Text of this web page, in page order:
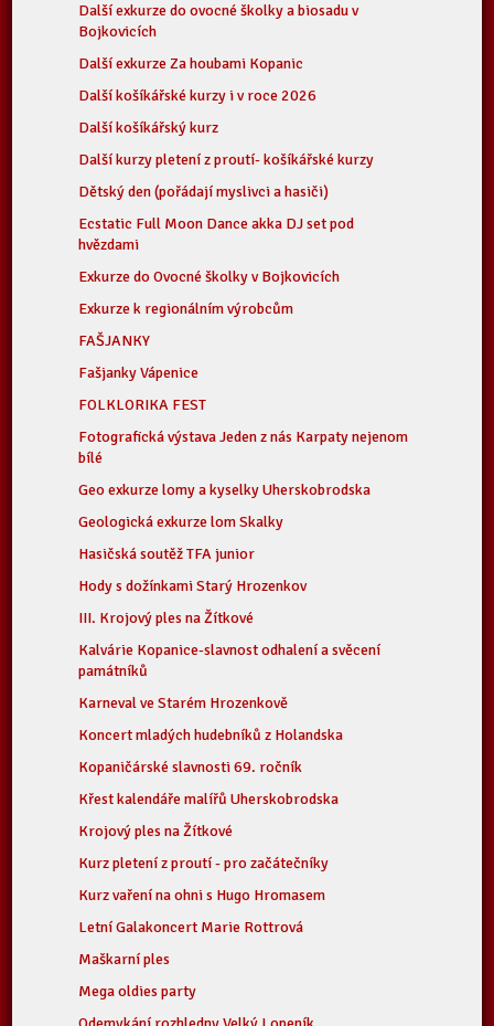
Další exkurze do ovocné školky a biosadu v
Bojkovicích
Další exkurze Za houbami Kopanic
Další košíkářské kurzy i v roce 2026
Další košíkářský kurz
Další kurzy pletení z proutí- košíkářské kurzy
Dětský den (pořádají myslivci a hasiči)
Ecstatic Full Moon Dance akka DJ set pod
hvězdami
Exkurze do Ovocné školky v Bojkovicích
Exkurze k regionálním výrobcům
FAŠJANKY
Fašjanky Vápenice
FOLKLORIKA FEST
Fotografická výstava Jeden z nás Karpaty nejenom
bílé
Geo exkurze lomy a kyselky Uherskobrodska
Geologická exkurze lom Skalky
Hasičská soutěž TFA junior
Hody s dožínkami Starý Hrozenkov
III. Krojový ples na Žítkové
Kalvárie Kopanice-slavnost odhalení a svěcení
památníků
Karneval ve Starém Hrozenkově
Koncert mladých hudebníků z Holandska
Kopaničárské slavnosti 69. ročník
Křest kalendáře malířů Uherskobrodska
Krojový ples na Žítkové
Kurz pletení z proutí - pro začátečníky
Kurz vaření na ohni s Hugo Hromasem
Letní Galakoncert Marie Rottrová
Maškarní ples
Mega oldies party